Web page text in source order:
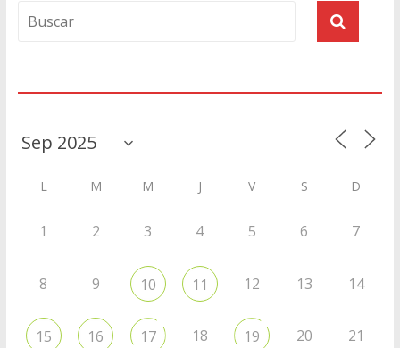
L M M J V S D
1 2 3 4 5 6 7
8 9 10 11 12 13 14
15 16 17 18 19 20 21